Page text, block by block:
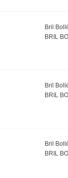
Bril
BRIL
Bril
BRIL
Bril
BRIL